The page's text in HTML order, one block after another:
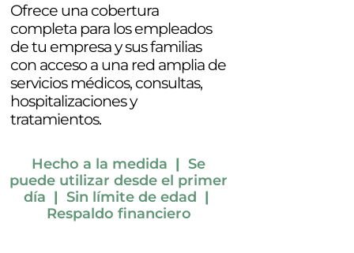
Ofrece una cobertura
completa para los empleados
de tu empresa y sus familias
con acceso a una red amplia de
servicios médicos, consultas,
hospitalizaciones y
tratamientos.
Hecho a la medida | Se
puede utilizar desde el primer
día | Sin límite de edad |
Respaldo financiero